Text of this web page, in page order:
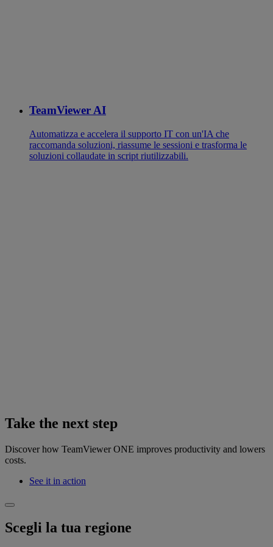
TeamViewer AI
Automatizza e accelera il supporto IT con un'IA che
raccomanda soluzioni, riassume le sessioni e trasforma le
soluzioni collaudate in script riutilizzabili.
Take the next step
Discover how TeamViewer ONE improves productivity and lowers
costs.
See it in action
Scegli la tua regione